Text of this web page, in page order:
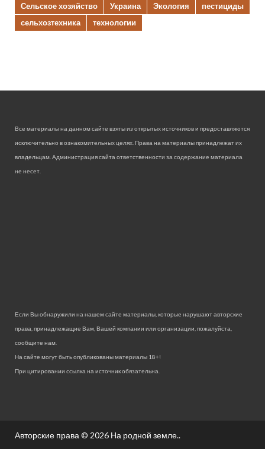
Сельское хозяйство
Украина Экология
пестициды
сельхозтехника
технологии
Все материалы на данном сайте взяты из открытых источников и предоставляются
исключительно в ознакомительных целях. Права на материалы принадлежат их
владельцам. Администрация сайта ответственности за содержание материала
не несет.
Если Вы обнаружили на нашем сайте материалы, которые нарушают авторские
права, принадлежащие Вам, Вашей компании или организации, пожалуйста,
сообщите нам.
На сайте могут быть опубликованы материалы 18+!
При цитировании ссылка на источник обязательна.
Авторские права © 2026 На родной земле..